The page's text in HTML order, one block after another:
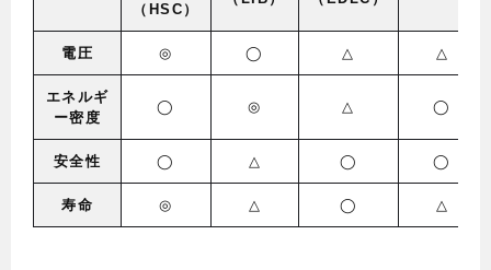
（HSC）
電圧 ◎ ◯ △ △
エネルギ
ー密度
◯ ◎ △ ◯
安全性 ◯ △ ◯ ◯
寿命 ◎ △ ◯ △